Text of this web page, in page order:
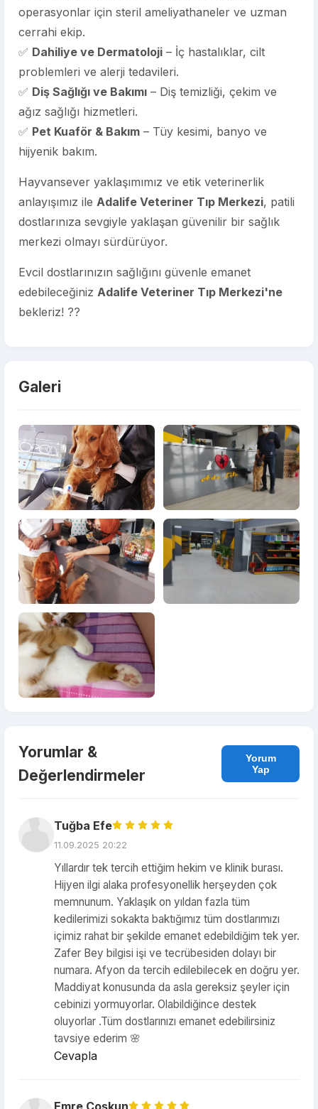
operasyonlar için steril ameliyathaneler ve uzman
cerrahi ekip.
✅ Dahiliye ve Dermatoloji – İç hastalıklar, cilt
problemleri ve alerji tedavileri.
✅ Diş Sağlığı ve Bakımı – Diş temizliği, çekim ve
ağız sağlığı hizmetleri.
✅ Pet Kuaför & Bakım – Tüy kesimi, banyo ve
hijyenik bakım.
Hayvansever yaklaşımımız ve etik veterinerlik
anlayışımız ile Adalife Veteriner Tıp Merkezi, patili
dostlarınıza sevgiyle yaklaşan güvenilir bir sağlık
merkezi olmayı sürdürüyor.
Evcil dostlarınızın sağlığını güvenle emanet
edebileceğiniz Adalife Veteriner Tıp Merkezi'ne
bekleriz! ??
Galeri
Yorumlar &
Değerlendirmeler
Yorum
Yap
Tuğba Efe
11.09.2025 20:22
Yıllardır tek tercih ettiğim hekim ve klinik burası.
Hijyen ilgi alaka profesyonellik herşeyden çok
memnunum. Yaklaşık on yıldan fazla tüm
kedilerimizi sokakta baktığımız tüm dostlarımızı
içimiz rahat bir şekilde emanet edebildiğim tek yer.
Zafer Bey bilgisi işi ve tecrübesiden dolayı bir
numara. Afyon da tercih edilebilecek en doğru yer.
Maddiyat konusunda da asla gereksiz şeyler için
cebinizi yormuyorlar. Olabildiğince destek
oluyorlar .Tüm dostlarınızı emanet edebilirsiniz
tavsiye ederim 🌸
Cevapla
Emre Coşkun